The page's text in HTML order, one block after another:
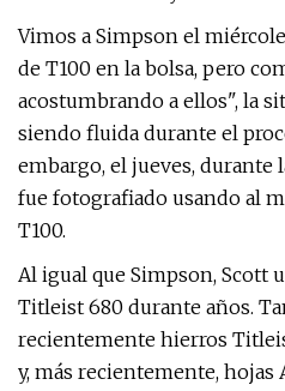
Vimos a Simpson el
de T100 en la bolsa, pero
acostumbrando a ellos", la
siendo fluida durante el
embargo, el jueves, durante
fue fotografiado usando al
T100.
Al igual que Simpson, Scott
Titleist 680 durante años.
recientemente hierros
y, más recientemente, hojas